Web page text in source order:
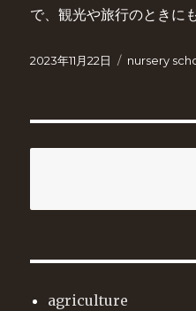
で、観光や旅行のときに
投
2023年11月22日
カ
nursery
agriculture